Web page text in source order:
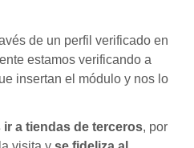
de un perfil verificado en
estamos verificando a
insertan el módulo y nos lo
ir a tiendas de terceros, por